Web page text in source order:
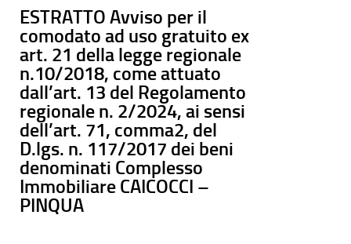
ESTRATTO Avviso per il
comodato ad uso gratuito ex
art. 21 della legge regionale
n.10/2018, come attuato
dall’art. 13 del Regolamento
regionale n. 2/2024, ai sensi
dell’art. 71, comma2, del
D.lgs. n. 117/2017 dei beni
denominati Complesso
Immobiliare CAICOCCI –
PINQUA